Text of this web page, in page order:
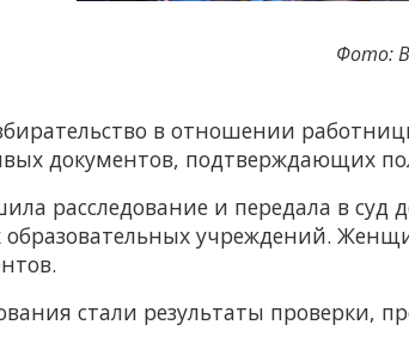
Фото:
в отношении
документов, подтверждающих
расследование и передала в суд
учреждений.
стали результаты проверки,